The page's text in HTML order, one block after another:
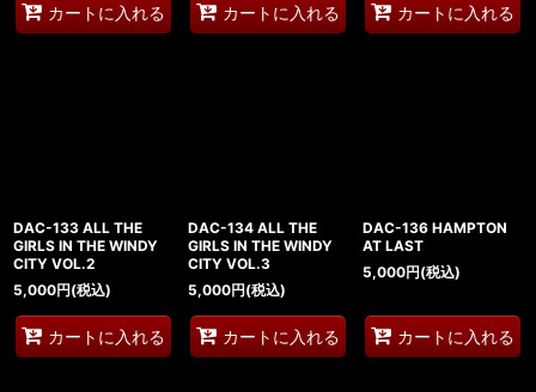
カートに入れる カートに入れる カートに入れる
DAC-133 ALL THE
GIRLS IN THE WINDY
CITY VOL.2
5,000円(税込)
カートに入れる
DAC-134 ALL THE
GIRLS IN THE WINDY
CITY VOL.3
5,000円(税込)
カートに入れる
DAC-136 HAMPTON
AT LAST
5,000円(税込)
カートに入れる